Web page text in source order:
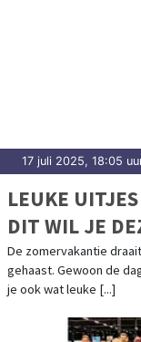
17 juli 2025, 18:05
LEUKE
DIT WIL JE
De zomervakantie
gehaast. Gewoon de
je ook wat leuke [...]